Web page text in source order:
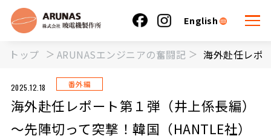
English
トップ ARUNASエンジニアの奮闘記 海外赴任レポ
2025.12.18 番外編
海外赴任レポート第１弾（井上係長編）
～先陣切って突撃！韓国（HANTLE社）